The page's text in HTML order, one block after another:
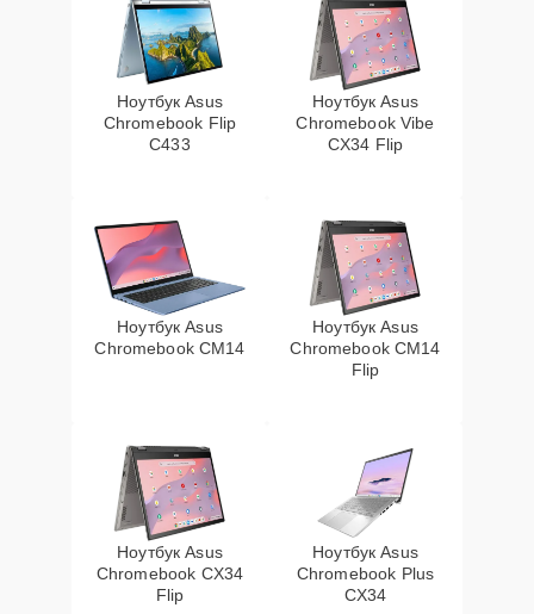
Ноутбук Asus
Chromebook Flip
C433
Ноутбук Asus
Chromebook Vibe
CX34 Flip
Ноутбук Asus
Chromebook CM14
Ноутбук Asus
Chromebook CM14
Flip
Ноутбук Asus
Chromebook CX34
Flip
Ноутбук Asus
Chromebook Plus
CX34